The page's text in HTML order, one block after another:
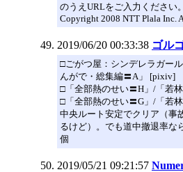
のうえURLをご入力ください。
Copyright 2008 NTT Plala Inc.
2019/06/20 00:33:38 ゴル
□ごがつ屋：シンデレラガー
んがで・総集編〓A」 [pixiv]
□「全部熱のせい〓H」/「若
□「全部熱のせい〓G」/「若
中央ルート安定でクリア（事
るけど）。でも道中撤退率な
個
2019/05/21 09:21:57